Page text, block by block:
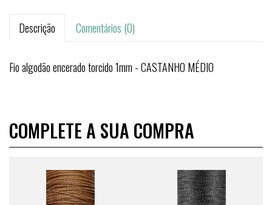
Descrição Comentários (0)
Fio algodão encerado torcido 1mm - CASTANHO MÉDIO
COMPLETE A SUA COMPRA